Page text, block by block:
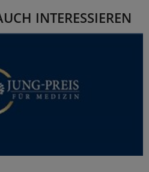
INTERESSIEREN